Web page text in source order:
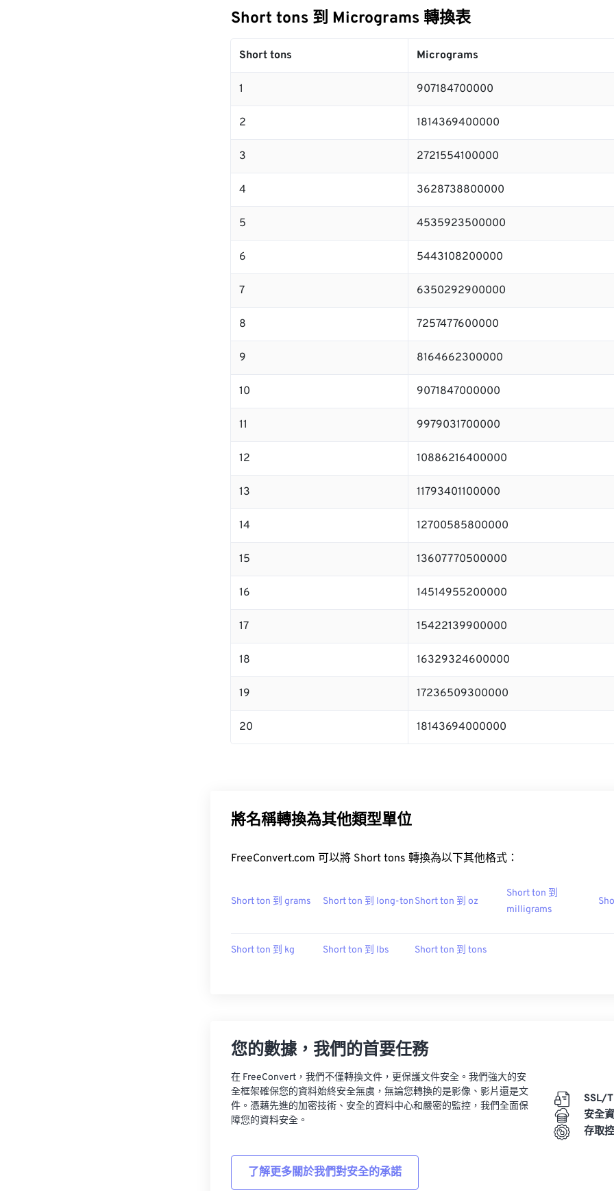
Short tons 到 Micrograms 轉換表
Short tons Micrograms
1 907184700000
2 1814369400000
3 2721554100000
4 3628738800000
5 4535923500000
6 5443108200000
7 6350292900000
8 7257477600000
9 8164662300000
10 9071847000000
11 9979031700000
12 10886216400000
13 11793401100000
14 12700585800000
15 13607770500000
16 14514955200000
17 15422139900000
18 16329324600000
19 17236509300000
20 18143694000000
將名稱轉換為其他類型單位
FreeConvert.com 可以將 Short tons 轉換為以下其他格式：
Short ton 到 grams Short ton 到 long-tonShort ton 到 oz
Short ton 到
milligrams
Short ton 到 kg Short ton 到 lbs Short ton 到 tons
您的數據，我們的首要任務
在 FreeConvert，我們不僅轉換文件，更保護文件安全。我們強大的安
全框架確保您的資料始終安全無虞，無論您轉換的是影像、影片還是文
件。憑藉先進的加密技術、安全的資料中心和嚴密的監控，我們全面保
障您的資料安全。
了解更多關於我們對安全的承諾
SSL/
安全
存取